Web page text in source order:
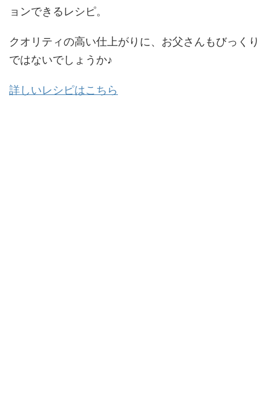
ョンできるレシピ。
クオリティの高い仕上がりに、お父さんもびっくり
ではないでしょうか♪
詳しいレシピはこちら